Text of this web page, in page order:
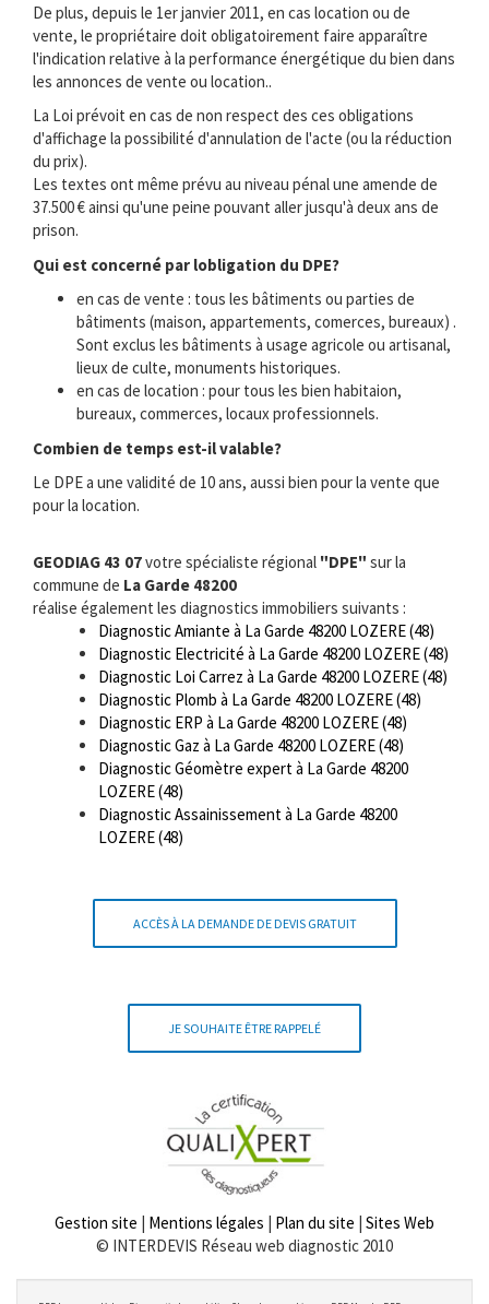
De plus, depuis le 1er janvier 2011, en cas location ou de
vente, le propriétaire doit obligatoirement faire apparaître
l'indication relative à la performance énergétique du bien dans
les annonces de vente ou location..
La Loi prévoit en cas de non respect des ces obligations
d'affichage la possibilité d'annulation de l'acte (ou la réduction
du prix).
Les textes ont même prévu au niveau pénal une amende de
37.500 € ainsi qu'une peine pouvant aller jusqu'à deux ans de
prison.
Qui est concerné par lobligation du DPE?
en cas de vente : tous les bâtiments ou parties de
bâtiments (maison, appartements, comerces, bureaux) .
Sont exclus les bâtiments à usage agricole ou artisanal,
lieux de culte, monuments historiques.
en cas de location : pour tous les bien habitaion,
bureaux, commerces, locaux professionnels.
Combien de temps est-il valable?
Le DPE a une validité de 10 ans, aussi bien pour la vente que
pour la location.
GEODIAG 43 07votre spécialiste régional "DPE" sur la
commune de La Garde 48200
réalise également les diagnostics immobiliers suivants :
Diagnostic Amiante à La Garde 48200 LOZERE (48)
Diagnostic Electricité à La Garde 48200 LOZERE (48)
Diagnostic Loi Carrez à La Garde 48200 LOZERE (48)
Diagnostic Plomb à La Garde 48200 LOZERE (48)
Diagnostic ERP à La Garde 48200 LOZERE (48)
Diagnostic Gaz à La Garde 48200 LOZERE (48)
Diagnostic Géomètre expert à La Garde 48200
LOZERE (48)
Diagnostic Assainissement à La Garde 48200
LOZERE (48)
ACCÈS À LA DEMANDE DE DEVIS GRATUIT
JE SOUHAITE ÊTRE RAPPELÉ
Gestion site | Mentions légales | Plan du site | Sites Web
© INTERDEVIS Réseau web diagnostic 2010